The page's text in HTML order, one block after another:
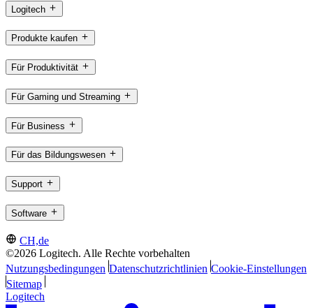
Logitech
Produkte kaufen
Für Produktivität
Für Gaming und Streaming
Für Business
Für das Bildungswesen
Support
Software
CH,de
©2026 Logitech. Alle Rechte vorbehalten
Nutzungsbedingungen Datenschutzrichtlinien Cookie-Einstellungen
Sitemap
Logitech